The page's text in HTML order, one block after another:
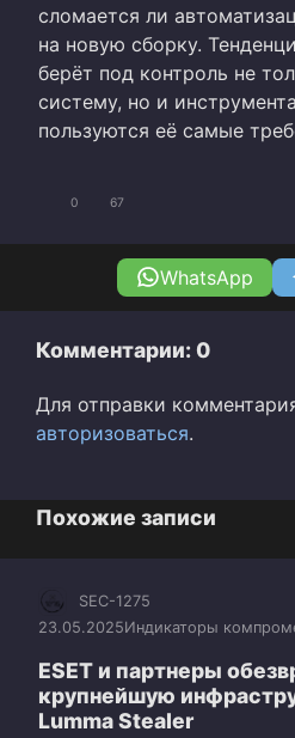
сломается ли
на новую сборку.
берёт под контроль не
систему, но и
пользуются её самые
0 67
WhatsApp
Комментарии: 0
Для отправки
авторизоваться.
Похожие записи
SEC-1275
23.05.2025Индикаторы
ESET и партнеры
крупнейшую
Lumma Stealer